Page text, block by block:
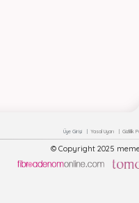
Üye Girişi Yasal Uyarı Gizlilik
© Copyright 2025